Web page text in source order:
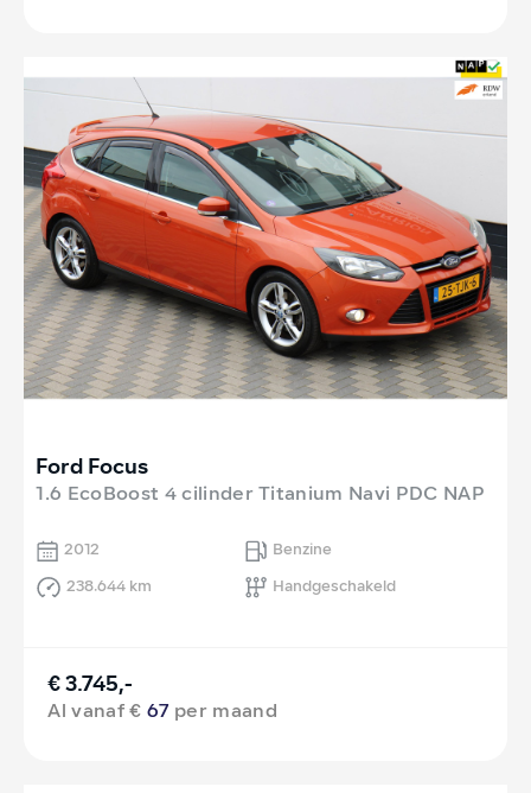
Ford Focus
1.6 EcoBoost 4 cilinder Titanium Navi PDC NAP
2012
Benzine
238.644 km
Handgeschakeld
€ 3.745,-
Al vanaf €67 per maand